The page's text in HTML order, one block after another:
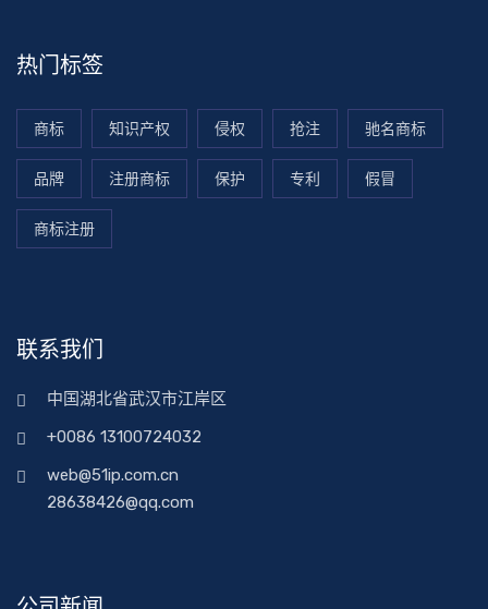
热门标签
商标 知识产权 侵权 抢注 驰名商标
品牌 注册商标 保护 专利 假冒
商标注册
联系我们
中国湖北省武汉市江岸区
+0086 13100724032
web@51ip.com.cn
28638426@qq.com